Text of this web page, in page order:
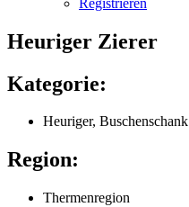
Heuriger Zierer
Kategorie:
Heuriger, Buschenschank
Region:
Thermenregion